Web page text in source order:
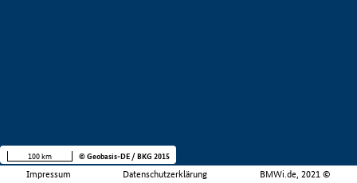
Impressum Datenschutzerklärung BMWi.de, 2021 ©
100 km © Geobasis-DE / BKG 2015